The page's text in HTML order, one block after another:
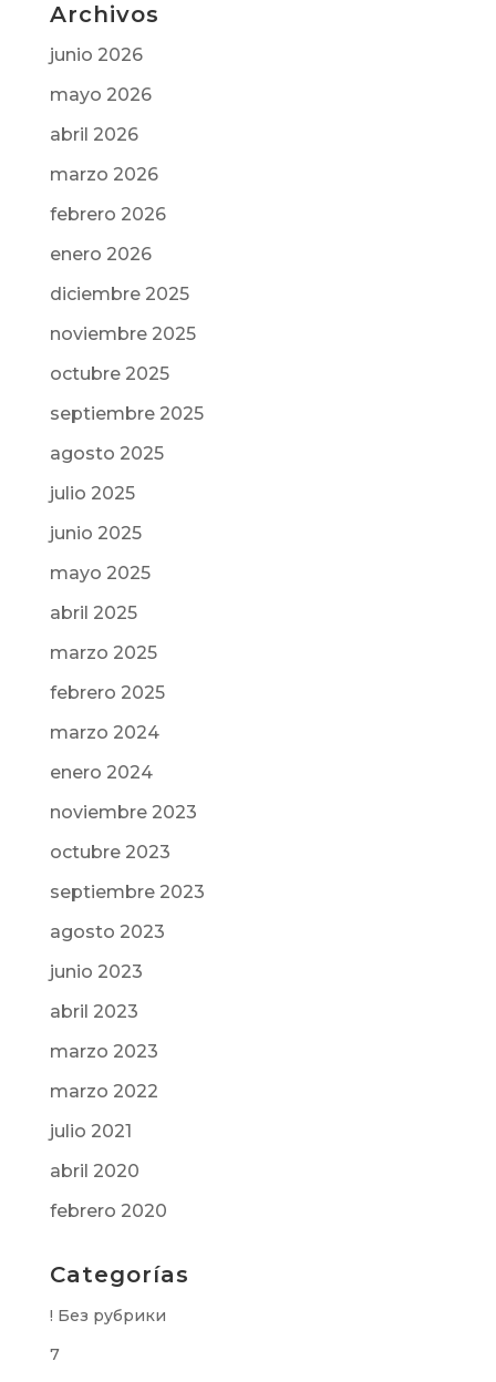
Archivos
junio 2026
mayo 2026
abril 2026
marzo 2026
febrero 2026
enero 2026
diciembre 2025
noviembre 2025
octubre 2025
septiembre 2025
agosto 2025
julio 2025
junio 2025
mayo 2025
abril 2025
marzo 2025
febrero 2025
marzo 2024
enero 2024
noviembre 2023
octubre 2023
septiembre 2023
agosto 2023
junio 2023
abril 2023
marzo 2023
marzo 2022
julio 2021
abril 2020
febrero 2020
Categorías
! Без рубрики
7